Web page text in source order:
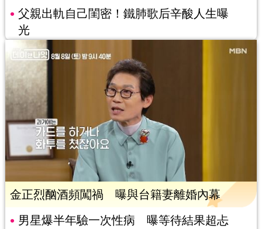
父親出軌自己閨密！鐵肺歌后辛酸人生曝
光
金正烈酗酒頻闖禍 曝與台籍妻離婚內幕
男星爆半年驗一次性病 曝等待結果超忐